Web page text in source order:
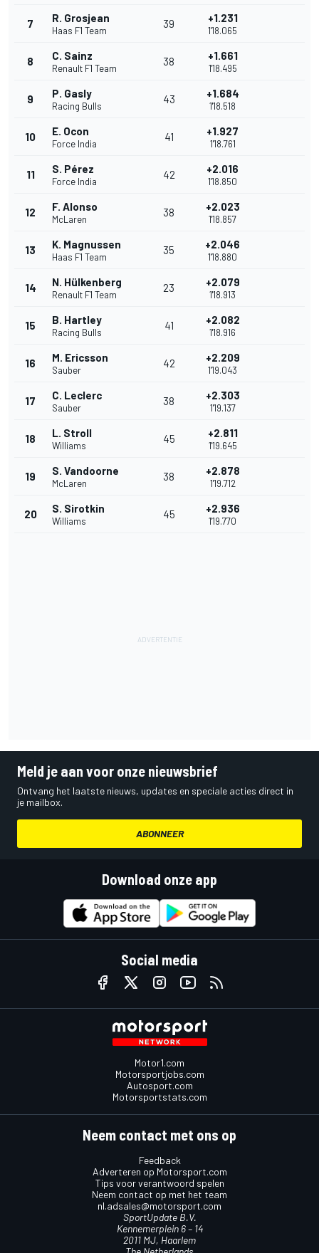
7 R. Grosjean
Haas F1 Team
39 +1.231
1'18.065
8 C. Sainz
Renault F1 Team
38 +1.661
1'18.495
9 P. Gasly
Racing Bulls
43 +1.684
1'18.518
10 E. Ocon
Force India
41 +1.927
1'18.761
11 S. Pérez
Force India
42 +2.016
1'18.850
12 F. Alonso
McLaren
38 +2.023
1'18.857
13 K. Magnussen
Haas F1 Team
35 +2.046
1'18.880
14 N. Hülkenberg
Renault F1 Team
23 +2.079
1'18.913
15 B. Hartley
Racing Bulls
41 +2.082
1'18.916
16 M. Ericsson
Sauber
42 +2.209
1'19.043
17 C. Leclerc
Sauber
38 +2.303
1'19.137
18 L. Stroll
Williams
45 +2.811
1'19.645
19 S. Vandoorne
McLaren
38 +2.878
1'19.712
20 S. Sirotkin
Williams
45 +2.936
1'19.770
Meld je aan voor onze nieuwsbrief
Ontvang het laatste nieuws, updates en speciale acties direct in
je mailbox.
ABONNEER
Download onze app
Social media
Motor1.com
Motorsportjobs.com
Autosport.com
Motorsportstats.com
Neem contact met ons op
Feedback
Adverteren op Motorsport.com
Tips voor verantwoord spelen
Neem contact op met het team
nl.adsales@motorsport.com
SportUpdate B.V.
Kennemerplein 6 – 14
2011 MJ, Haarlem